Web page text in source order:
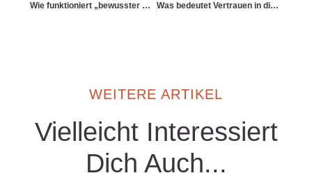
Wie funktioniert „bewusster Konsum“ im Alltag? Was bedeutet Vertrauen in die eigene finanzielle Intelligenz?
WEITERE ARTIKEL
Vielleicht Interessiert
Dich Auch...